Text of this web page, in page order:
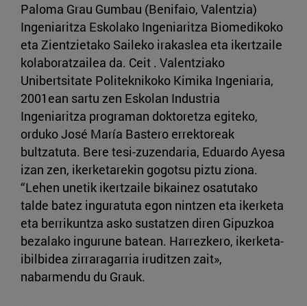
Paloma Grau Gumbau (Benifaio, Valentzia)
Ingeniaritza Eskolako Ingeniaritza Biomedikoko
eta Zientzietako Saileko irakaslea eta ikertzaile
kolaboratzailea da. Ceit . Valentziako
Unibertsitate Politeknikoko Kimika Ingeniaria,
2001ean sartu zen Eskolan Industria
Ingeniaritza programan doktoretza egiteko,
orduko José María Bastero errektoreak
bultzatuta. Bere tesi-zuzendaria, Eduardo Ayesa
izan zen, ikerketarekin gogotsu piztu ziona.
“Lehen unetik ikertzaile bikainez osatutako
talde batez inguratuta egon nintzen eta ikerketa
eta berrikuntza asko sustatzen diren Gipuzkoa
bezalako ingurune batean. Harrezkero, ikerketa-
ibilbidea zirraragarria iruditzen zait»,
nabarmendu du Grauk.